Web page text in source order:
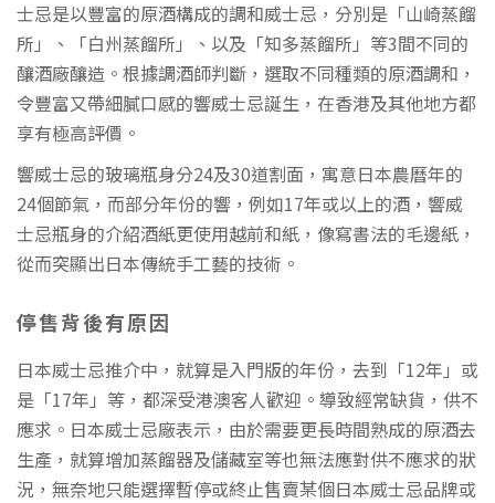
士忌是以豐富的原酒構成的調和威士忌，分別是「山崎蒸餾
所」、「白州蒸餾所」、以及「知多蒸餾所」等3間不同的
釀酒廠釀造。根據調酒師判斷，選取不同種類的原酒調和，
令豐富又帶細膩口感的響威士忌誕生，在香港及其他地方都
享有極高評價。
響威士忌的玻璃瓶身分24及30道割面，寓意日本農曆年的
24個節氣，而部分年份的響，例如17年或以上的酒，響威
士忌瓶身的介紹酒紙更使用越前和紙，像寫書法的毛邊紙，
從而突顯出日本傳統手工藝的技術。
停售背後有原因
日本威士忌推介中，就算是入門版的年份，去到「12年」或
是「17年」等，都深受港澳客人歡迎。導致經常缺貨，供不
應求。日本威士忌廠表示，由於需要更長時間熟成的原酒去
生產，就算增加蒸餾器及儲藏室等也無法應對供不應求的狀
況，無奈地只能選擇暫停或終止售賣某個日本威士忌品牌或